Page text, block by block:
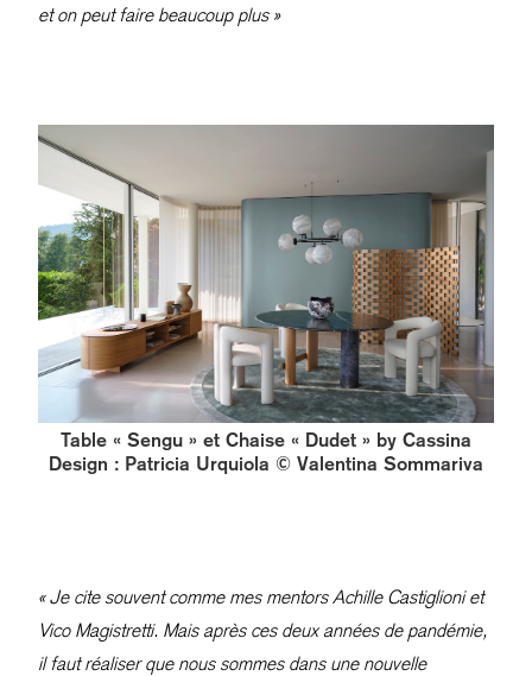
et on peut faire beaucoup plus »
Table « Sengu » et Chaise « Dudet » by Cassina
Design : Patricia Urquiola © Valentina Sommariva
« Je cite souvent comme mes mentors Achille Castiglioni et
Vico Magistretti. Mais après ces deux années de pandémie,
il faut réaliser que nous sommes dans une nouvelle